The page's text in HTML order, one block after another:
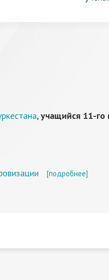
,учащийся 11-го
[подробнее]